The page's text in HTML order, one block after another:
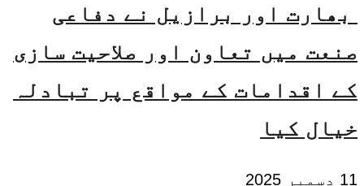
بھارت اور برازیل نے دفاعی
صنعت میں تعاون اور صلاحیت سازی
کے اقدامات کے مواقع پر تبادلہ
خیال کیا
11 دسمبر 2025